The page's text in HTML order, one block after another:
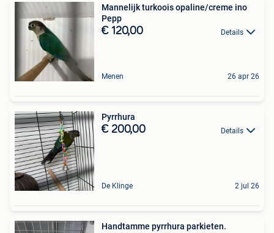
Mannelijk turkoois opaline/creme ino
Pepp
€ 120,00 Details
Menen 26 apr 26
Pyrrhura
€ 200,00 Details
De Klinge 2 jul 26
Handtamme pyrrhura parkieten.